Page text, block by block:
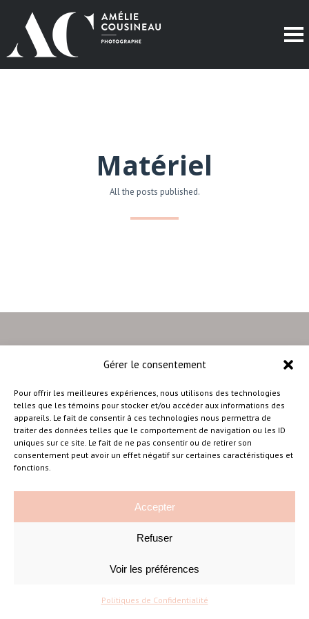
Gérer le consentement
Pour offrir les meilleures expériences, nous utilisons des technologies
telles que les témoins pour stocker et/ou accéder aux informations des
appareils. Le fait de consentir à ces technologies nous permettra de
traiter des données telles que le comportement de navigation ou les ID
uniques sur ce site. Le fait de ne pas consentir ou de retirer son
consentement peut avoir un effet négatif sur certaines caractéristiques et
fonctions.
Accepter
Refuser
Voir les préférences
Politiques de Confidentialité
Matériel
All the posts published.
Amélie Cousineau Photographe
©Amelie Cousineau Photographe